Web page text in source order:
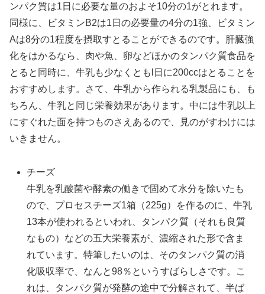
ンパク質は1日に必要な量のおよそ10分の1がとれます。
同様に、ビタミンB2は1日の必要量の4分の1強、ビタミン
Aは8分の1程度を摂取すとることができるのです。肝臓強
化をはかるなら、肉や魚、卵などほかのタンパク質食品を
とると同時に、牛乳も少なくともl日に200ccはとることを
おすすめします。さて、牛乳から作られる乳製品にも、も
ちろん、牛乳と同じ栄養効果があります。中には牛乳以上
にすぐれた面を持つものさえあるので、見のがすわけには
いきません。
チーズ
牛乳を乳酸菌や酵素の働きで固めて水分を除いたも
ので、プロセスチーズ1箱（225g）を作るのに、牛乳
13本が使われるといわれ、タンパク質（それも良質
なもの）などの五大栄養素が、濃縮された形で含ま
れています。特筆したいのは、そのタンパク質の消
化吸収率で、なんと98％というすばらしさです。こ
れは、タンパク質が発酵の途中で分解されて、半ば